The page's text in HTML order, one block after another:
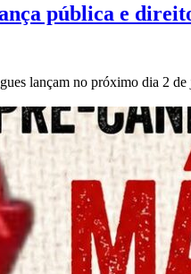
pública e
lançam no próximo dia 2